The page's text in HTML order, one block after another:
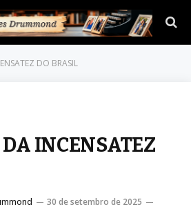
DO BRASIL
INCENSATEZ
30 de setembro de 2025